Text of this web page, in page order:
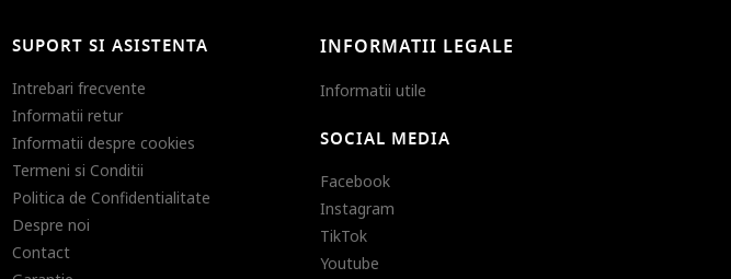
SUPORT SI ASISTENTA
Intrebari frecvente
Informatii retur
Informatii despre cookies
Termeni si Conditii
Politica de Confidentialitate
Despre noi
Contact
INFORMATII LEGALE
Informatii utile
SOCIAL MEDIA
Facebook
Instagram
TikTok
Youtube